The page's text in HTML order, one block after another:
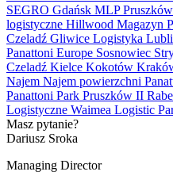
SEGRO Gdańsk MLP
logistyczne Hillwood Magazyn
Czeladź Gliwice Logistyka
Panattoni Europe Sosnowiec
Czeladź Kielce Kokotów
Najem Najem powierzchni
Panattoni Park Pruszków II
Logistyczne Waimea Logistic
Masz pytanie?
Dariusz Sroka
Managing Director